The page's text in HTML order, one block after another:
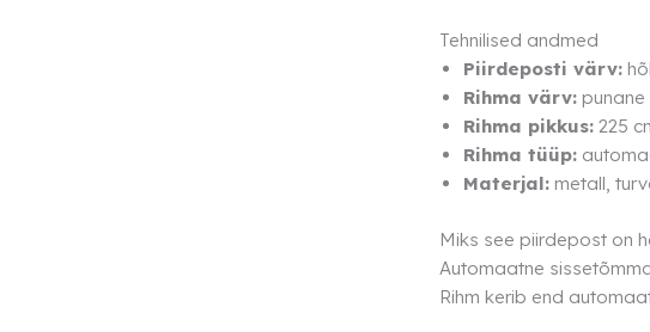
Tehnilised andmed
Piirdeposti värv:
Rihma värv: punane
Rihma pikkus: 225
Rihma tüüp:
Materjal: metall,
Miks see piirdepost on
Automaatne
Rihm kerib end